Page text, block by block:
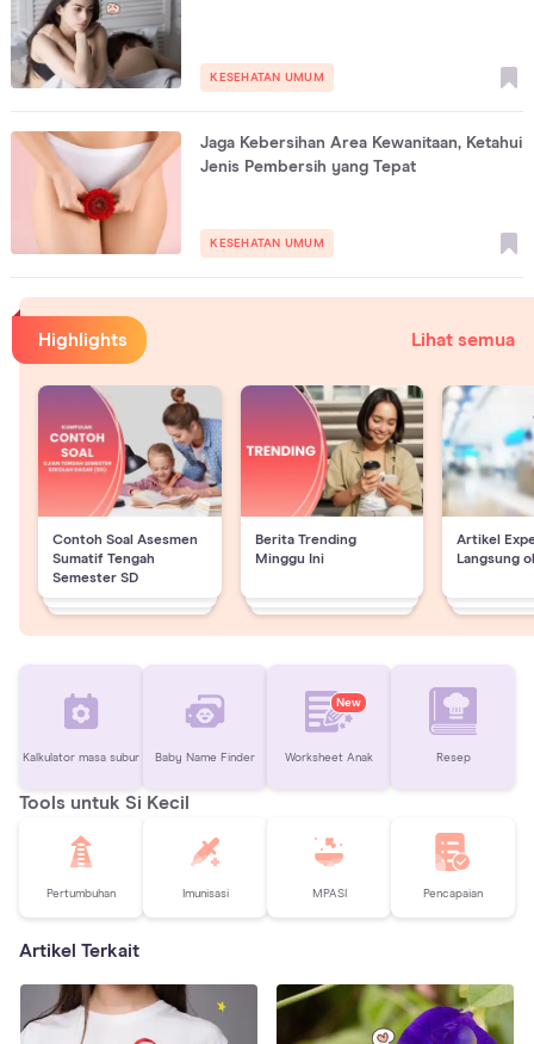
KESEHATAN UMUM
Jaga Kebersihan Area Kewanitaan, Ketahui
Jenis Pembersih yang Tepat
KESEHATAN UMUM
Highlights Lihat semua
Contoh Soal Asesmen
Sumatif Tengah
Semester SD
Berita Trending
Minggu Ini
Artikel
Langsung
Kalkulator masa subur Baby Name Finder
New
Worksheet Anak Resep
Tools untuk Si Kecil
Pertumbuhan Imunisasi MPASI Pencapaian
Artikel Terkait